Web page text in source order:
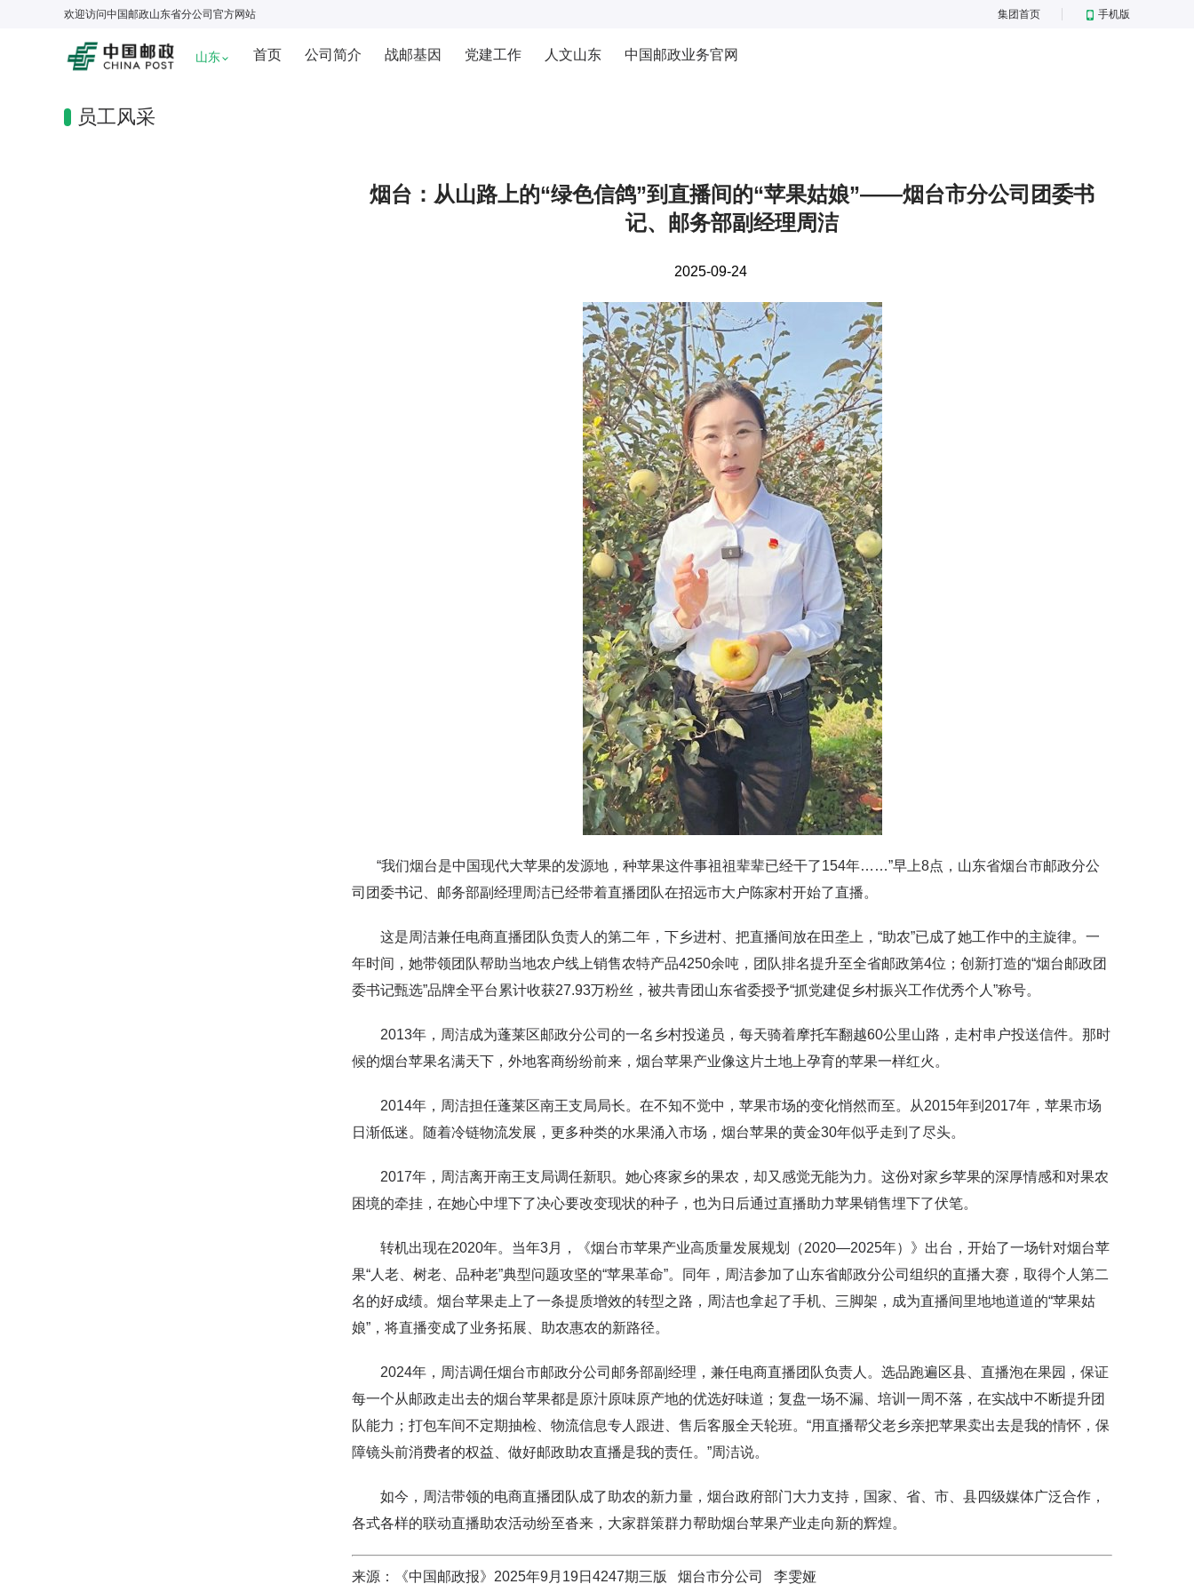
欢迎访问中国邮政山东省分公司 官方网站 集团首页 手机版
山东 首页 公司简介 战邮基因 党建工作 人文山东 中国邮政业务官网
员工风采
烟台：从山路上的“绿色信鸽”到直播间的“苹果姑娘”——烟台市分公司团委书
记、邮务部副经理周洁
2025-09-24
“我们烟台是中国现代大苹果的发源地，种苹果这件事祖祖辈辈已经干了154年……”早上8点，山东省烟台市邮政分公
司团委书记、邮务部副经理周洁已经带着直播团队在招远市大户陈家村开始了直播。
这是周洁兼任电商直播团队负责人的第二年，下乡进村、把直播间放在田垄上，“助农”已成了她工作中的主旋律。一
年时间，她带领团队帮助当地农户线上销售农特产品4250余吨，团队排名提升至全省邮政第4位；创新打造的“烟台邮政团
委书记甄选”品牌全平台累计收获27.93万粉丝，被共青团山东省委授予“抓党建促乡村振兴工作优秀个人”称号。
2013年，周洁成为蓬莱区邮政分公司的一名乡村投递员，每天骑着摩托车翻越60公里山路，走村串户投送信件。那时
候的烟台苹果名满天下，外地客商纷纷前来，烟台苹果产业像这片土地上孕育的苹果一样红火。
2014年，周洁担任蓬莱区南王支局局长。在不知不觉中，苹果市场的变化悄然而至。从2015年到2017年，苹果市场
日渐低迷。随着冷链物流发展，更多种类的水果涌入市场，烟台苹果的黄金30年似乎走到了尽头。
2017年，周洁离开南王支局调任新职。她心疼家乡的果农，却又感觉无能为力。这份对家乡苹果的深厚情感和对果农
困境的牵挂，在她心中埋下了决心要改变现状的种子，也为日后通过直播助力苹果销售埋下了伏笔。
转机出现在2020年。当年3月，《烟台市苹果产业高质量发展规划（2020—2025年）》出台，开始了一场针对烟台苹
果“人老、树老、品种老”典型问题攻坚的“苹果革命”。同年，周洁参加了山东省邮政分公司组织的直播大赛，取得个人第二
名的好成绩。烟台苹果走上了一条提质增效的转型之路，周洁也拿起了手机、三脚架，成为直播间里地地道道的“苹果姑
娘”，将直播变成了业务拓展、助农惠农的新路径。
2024年，周洁调任烟台市邮政分公司邮务部副经理，兼任电商直播团队负责人。选品跑遍区县、直播泡在果园，保证
每一个从邮政走出去的烟台苹果都是原汁原味原产地的优选好味道；复盘一场不漏、培训一周不落，在实战中不断提升团
队能力；打包车间不定期抽检、物流信息专人跟进、售后客服全天轮班。“用直播帮父老乡亲把苹果卖出去是我的情怀，保
障镜头前消费者的权益、做好邮政助农直播是我的责任。”周洁说。
如今，周洁带领的电商直播团队成了助农的新力量，烟台政府部门大力支持，国家、省、市、县四级媒体广泛合作，
各式各样的联动直播助农活动纷至沓来，大家群策群力帮助烟台苹果产业走向新的辉煌。
来源：《中国邮政报》2025年9月19日4247期三版 烟台市分公司 李雯娅